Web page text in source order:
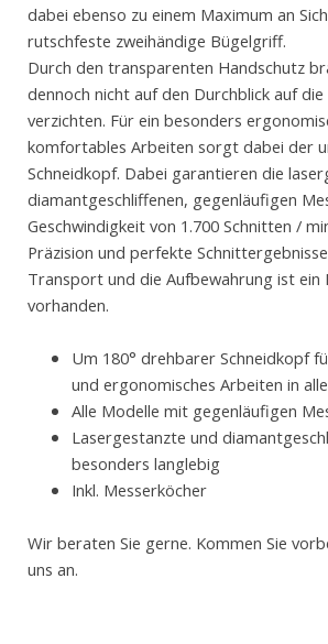
dabei ebenso zu einem Maximum an
rutschfeste zweihändige Bügelgriff.
Durch den transparenten Handschutz
dennoch nicht auf den Durchblick auf
verzichten. Für ein besonders
komfortables Arbeiten sorgt dabei der
Schneidkopf. Dabei garantieren die
diamantgeschliffenen, gegenläufigen
Geschwindigkeit von 1.700 Schnitten /
Präzision und perfekte
Transport und die Aufbewahrung ist ein
vorhanden.
Um 180° drehbarer Schneidkopf
und ergonomisches Arbeiten in
Alle Modelle mit gegenläufigen
Lasergestanzte und
besonders langlebig
Inkl. Messerköcher
Wir beraten Sie gerne. Kommen Sie
uns an.